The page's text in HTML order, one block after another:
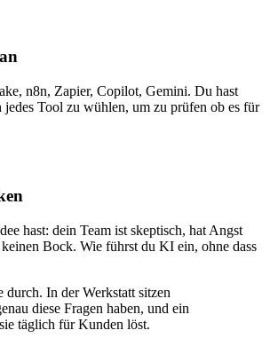
n8n, Zapier, Copilot, Gemini. Du hast
Tool zu wühlen, um zu prüfen ob es für
hast: dein Team ist skeptisch, hat Angst
Bock. Wie führst du KI ein, ohne dass
durch. In der Werkstatt sitzen
diese Fragen haben, und ein
täglich für Kunden löst.